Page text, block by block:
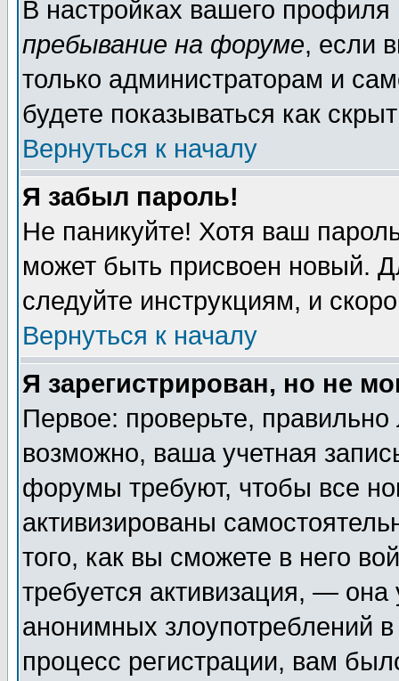
В настройках вашего
пребывание на форуме, если
только администраторам и
будете показываться как
Вернуться к началу
Я забыл пароль!
Не паникуйте! Хотя ваш
может быть присвоен новый.
следуйте инструкциям, и
Вернуться к началу
Я зарегистрирован, но не
Первое: проверьте,
возможно, ваша учетная
форумы требуют, чтобы все
активизированы
того, как вы сможете в него
требуется активизация, —
анонимных злоупотреблений
процесс регистрации, вам